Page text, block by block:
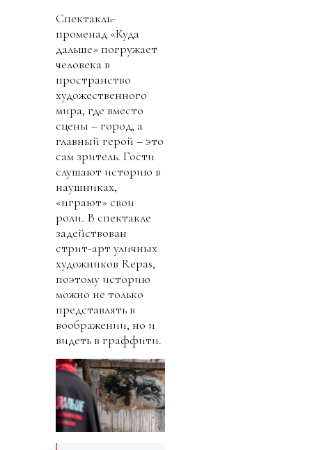
Спектакль-
променад «Куда
дальше» погружает
человека в
пространство
художественного
мира, где вместо
сцены – город, а
главный герой – это
сам зритель. Гости
слушают историю в
наушниках,
«играют» свои
роли. В спектакле
задействован
стрит-арт уличных
художников Repas,
поэтому историю
можно не только
представлять в
воображении, но и
видеть в граффити.